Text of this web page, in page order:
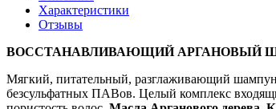
Характеристики
Отзывы
ВОССТАНАВЛИВАЮЩИЙ АРГАНОВЫЙ
Мягкий, питательный, разглаживающий
безсульфатных ПАВов. Целый комплекс